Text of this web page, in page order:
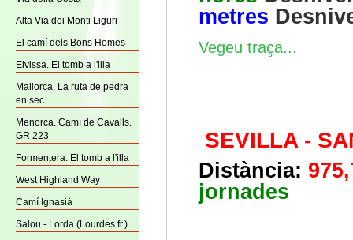
Alta Via dei Monti Liguri
El camí dels Bons Homes
Eivissa. El tomb a l'illa
Mallorca. La ruta de pedra
en sec
Menorca. Camí de Cavalls.
GR 223
Formentera. El tomb a l'illa
West Highland Way
Camí Ignasià
Salou - Lorda (Lourdes fr.)
metres
Vegeu traça...
SEVILLA -
Distància:
jornades